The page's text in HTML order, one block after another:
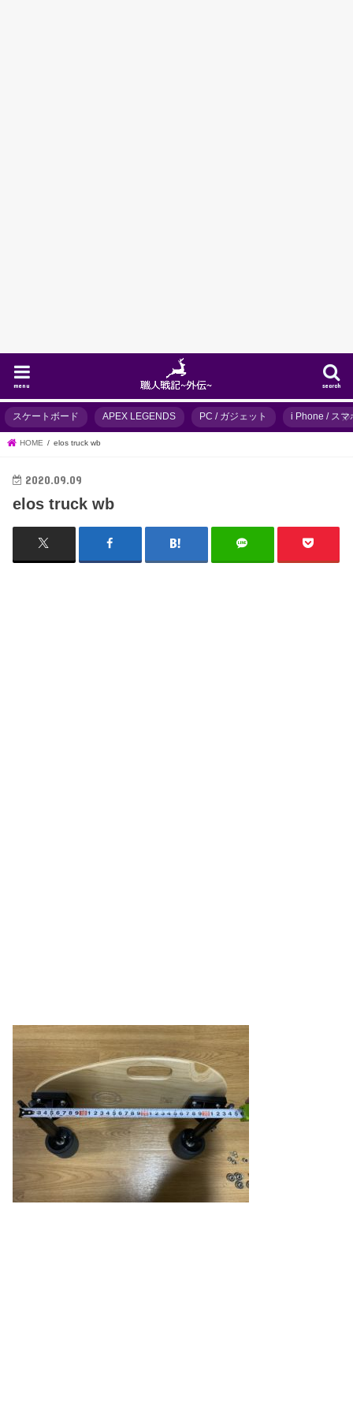
search
menu
スケートボード APEX LEGENDS PC / ガジェット i Phone / スマ
HOME elos truck wb
2020.09.09
elos truck wb